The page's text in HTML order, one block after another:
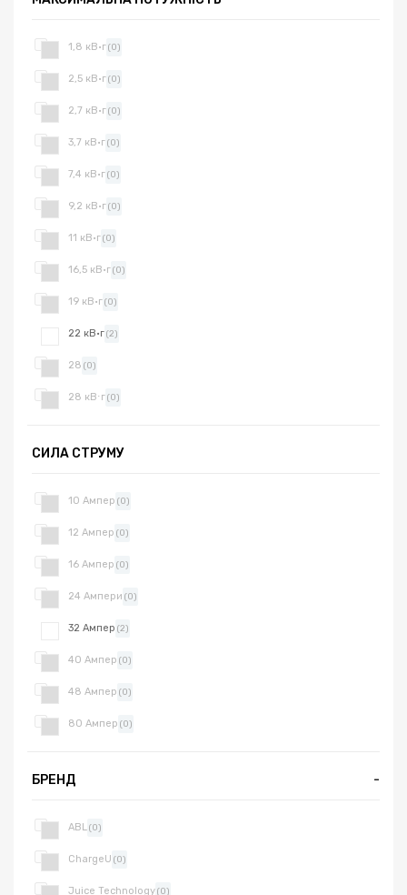
1,8 кВ·г(0)
2,5 кВ·г(0)
2,7 кВ·г(0)
3,7 кВ·г(0)
7,4 кВ·г(0)
9,2 кВ·г(0)
11 кВ·г(0)
16,5 кВ·г(0)
19 кВ·г(0)
22 кВ·г(2)
28 (0)
28 кВ⋅г(0)
СИЛА СТРУМУ
10 Ампер (0)
12 Ампер (0)
16 Ампер (0)
24 Ампери (0)
32 Ампер (2)
40 Ампер (0)
48 Ампер (0)
80 Ампер (0)
БРЕНД -
ABL(0)
ChargeU (0)
Juice Technology(0)